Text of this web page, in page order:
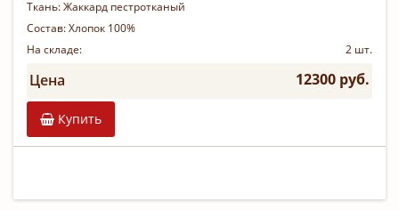
Ткань:Жаккард пестротканый
Состав:Хлопок 100%
На складе:
2 шт.
Цена 12300 руб.
Купить